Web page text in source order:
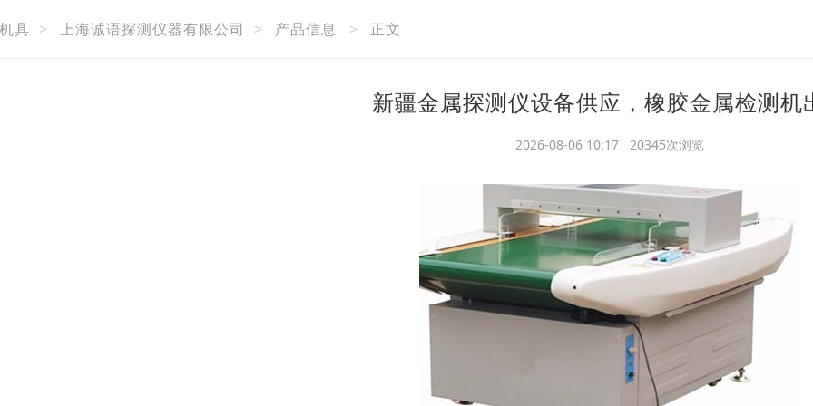
具 > 上海诚语探测仪器有限公司 > 产品信息 > 正文
新疆金属探测仪设备供应，橡胶金属检测机
2026-08-06 10:17 20345次浏览